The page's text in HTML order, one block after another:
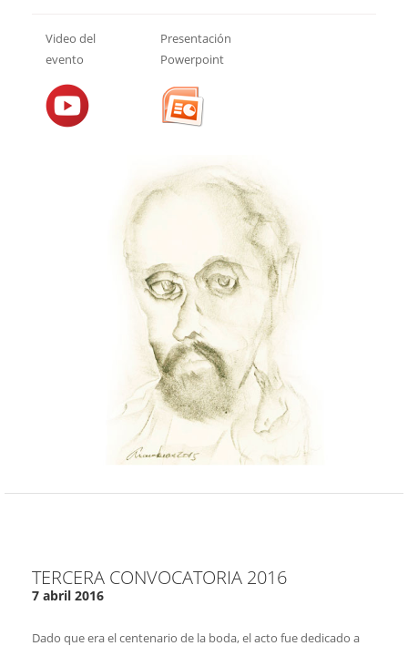
Video del
evento
Presentación
Powerpoint
TERCERA CONVOCATORIA 2016
7 abril 2016
Dado que era el centenario de la boda, el acto fue dedicado a